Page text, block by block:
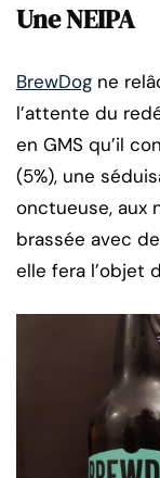
Une NEIPA
BrewDog ne
l’attente du
en GMS qu’il
(5%), une
onctueuse, aux
brassée avec
elle fera l’objet